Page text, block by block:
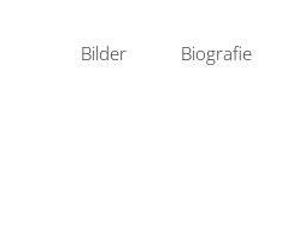
Bilder Biografie